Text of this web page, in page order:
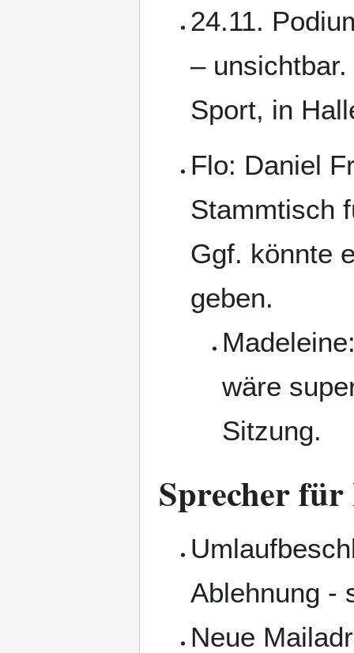
24.11.
–
Sport, in
Flo: Daniel
Stammtisch
Ggf. könnte
geben.
wäre
Sitzung.
Sprecher
Ablehnung -
Neue